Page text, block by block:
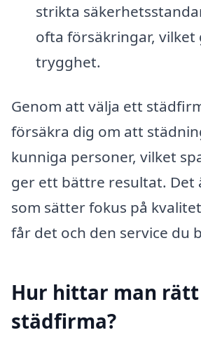
strikta
ofta försäkringar, vilket
trygghet.
Genom att välja ett
försäkra dig om att
kunniga personer, vilket
ger ett bättre resultat. Det
som sätter fokus på
får det och den service du
Hur hittar man rätt
städfirma?